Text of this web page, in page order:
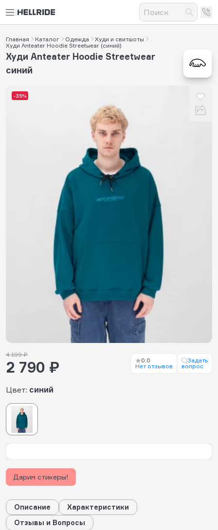
Главная Каталог Одежда
Худи и свитшоты
Худи Anteater Hoodie Streetwear (синий)
-35%
Худи Anteater Hoodie Streetwear
синий
Цвет: синий
4 199 ₽
2 790 ₽
0.0
Нет отзывов
Задать
вопрос
Дарим стикеры!
Описание
Характеристики
Отзывы и Вопросы